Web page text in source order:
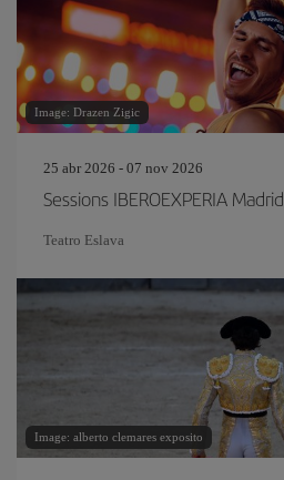
Image: Drazen Zigic
25 abr 2026 - 07 nov 2026
Sessions IBEROEXPERIA Madrid
Teatro Eslava
Image: alberto clemares exposito